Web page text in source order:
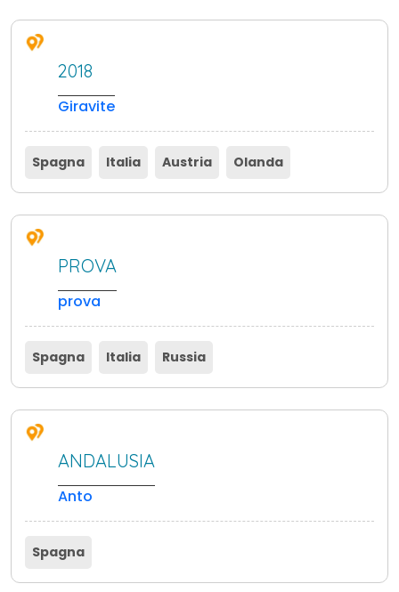
2018
Giravite
Spagna Italia Austria Olanda
PROVA
prova
Spagna Italia Russia
ANDALUSIA
Anto
Spagna